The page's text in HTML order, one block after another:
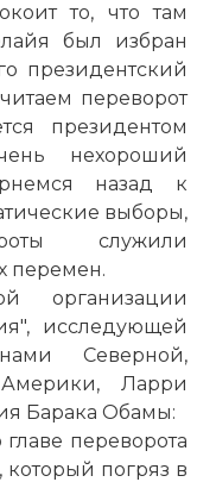
то, что там
был избран
президентский
переворот
президентом
нехороший
назад к
выборы,
служили
перемен.
организации
исследующей
Северной,
Ларри
Барака Обамы:
главе переворота
который погряз в